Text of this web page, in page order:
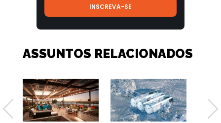
ASSUNTOS RELACIONADOS